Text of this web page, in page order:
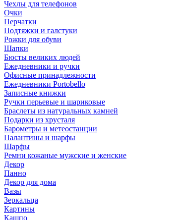
Чехлы для телефонов
Очки
Перчатки
Подтяжки и галстуки
Рожки для обуви
Шапки
Бюсты великих людей
Ежедневники и ручки
Офисные принадлежности
Ежедневники Portobello
Записные книжки
Ручки перьевые и шариковые
Браслеты из натуральных камней
Подарки из хрусталя
Барометры и метеостанции
Палантины и шарфы
Шарфы
Ремни кожаные мужские и женские
Декор
Панно
Декор для дома
Вазы
Зеркальца
Картины
Кашпо